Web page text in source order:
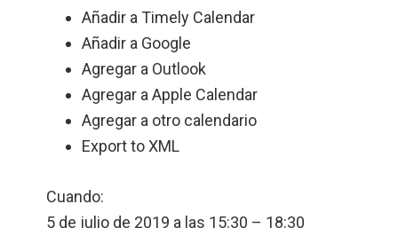
Añadir a Timely Calendar
Añadir a Google
Agregar a Outlook
Agregar a Apple Calendar
Agregar a otro calendario
Export to XML
Cuando:
5 de julio de 2019 a las 15:30 – 18:30